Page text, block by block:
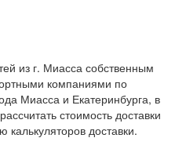
из г. Миасса собственным
компаниями по
Миасса и Екатеринбурга, в
стоимость доставки
доставки.